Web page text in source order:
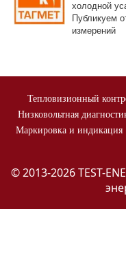
холодной
Публикуем
измерений
Тепловизионный
Низковольтная
Маркировка и индикация
© 2013-2026 TEST-